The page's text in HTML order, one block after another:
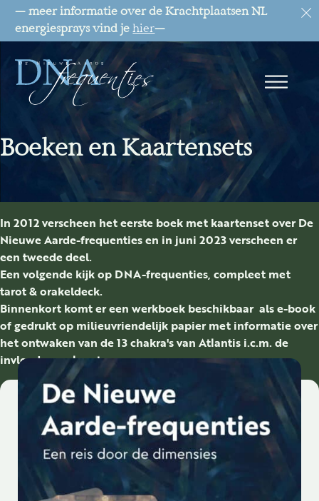
— meer informatie over de Krachtplaatsen NL
energiesprays vind jehier—
Boeken en Kaartensets
In 2012 verscheen het eerste boek met kaartenset over De
Nieuwe Aarde-frequenties en in juni 2023 verscheen er
een tweede deel.
Een volgende kijk op DNA-frequenties, compleet met
tarot & orakeldeck.
Binnenkort komt er een werkboek beschikbaar als e-book
of gedrukt op milieuvriendelijk papier met informatie over
het ontwaken van de 13 chakra's van Atlantis i.c.m. de
invloed van planeten.